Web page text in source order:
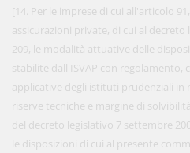
[14. Per le imprese di cui all'articolo
assicurazioni private, di cui al decreto
209, le modalità attuative delle
stabilite dall'ISVAP con regolamento,
applicative degli istituti prudenziali in
riserve tecniche e margine di
del decreto legislativo 7 settembre
le disposizioni di cui al presente